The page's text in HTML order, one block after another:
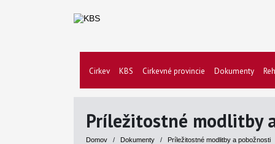
Cirkev KBS Cirkevné provincie Dokumenty
Príležitostné modlitby
Domov / Dokumenty / Príležitostné modlitby a pobožnosti